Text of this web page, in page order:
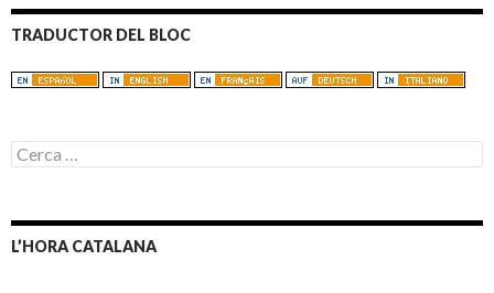
TRADUCTOR DEL BLOC
C
e
a
:L’HORA CATALANA